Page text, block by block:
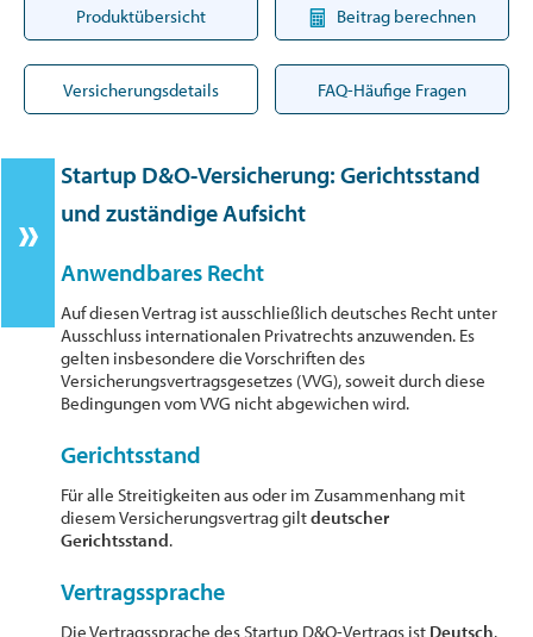
Produktübersicht Beitrag berechnen
Versicherungsdetails FAQ-Häufige Fragen
Startup D&O-Versicherung: Gerichtsstand
und zuständige Aufsicht
Anwendbares Recht
Auf diesen Vertrag ist ausschließlich deutsches Recht unter
Ausschluss internationalen Privatrechts anzuwenden. Es
gelten insbesondere die Vorschriften des
Versicherungsvertragsgesetzes (VVG), soweit durch diese
Bedingungen vom VVG nicht abgewichen wird.
Gerichtsstand
Für alle Streitigkeiten aus oder im Zusammenhang mit
diesem Versicherungsvertrag giltdeutscher
Gerichtsstand.
Vertragssprache
Die Vertragssprache des Startup D&O-Vertrags ist Deutsch.